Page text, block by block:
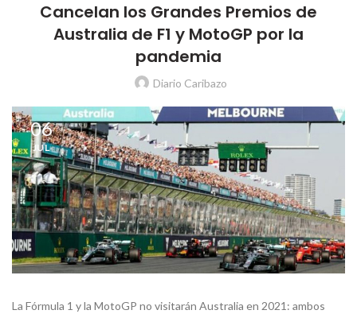
Cancelan los Grandes Premios de
Australia de F1 y MotoGP por la
pandemia
Diario Caribazo
06
JUL
La Fórmula 1 y la MotoGP no visitarán Australia en 2021: ambos